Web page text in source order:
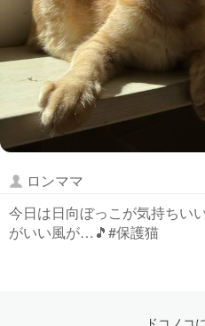
ロンママ
今日は日向ぼっこが気持ち
がいい風が…🎵#保護猫